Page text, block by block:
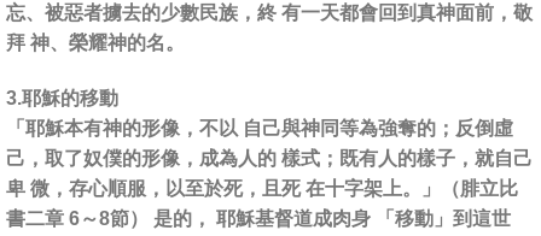
忘、被惡者擄去的少數民族，終 有一天都會回到真神面前，敬
拜 神、榮耀神的名。
3.耶穌的移動
「耶穌本有神的形像，不以 自己與神同等為強奪的；反倒虛
己，取了奴僕的形像，成為人的 樣式；既有人的樣子，就自己
卑 微，存心順服，以至於死，且死 在十字架上。」（腓立比
書二章 6～8節） 是的， 耶穌基督道成肉身 「移動」到這世